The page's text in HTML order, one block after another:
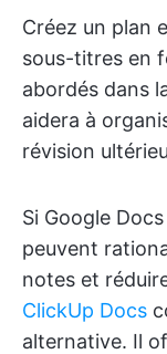
Créez un plan
sous-titres en
abordés dans
aidera à
révision
Si Google
peuvent
notes et
ClickUp Docs
alternative. Il